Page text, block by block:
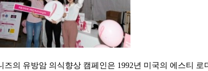
의 유방암 의식향상 캠페인은 1992년 미국의 에스티 로